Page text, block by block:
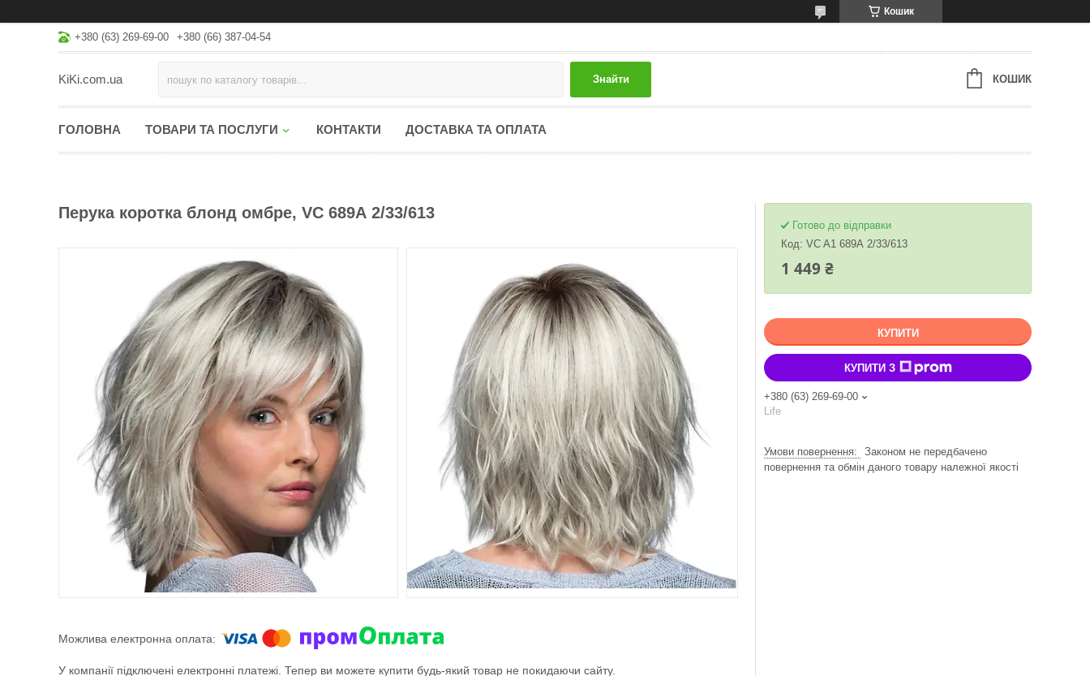
Кошик
+380 (63) 269-69-00 +380 (66) 387-04-54
KiKi.com.ua Знайти КОШИК
ГОЛОВНА ТОВАРИ ТА ПОСЛУГИ КОНТАКТИ ДОСТАВКА ТА ОПЛАТА
Перука коротка блонд омбре, VC 689А 2/33/613
У компанії підключені електронні платежі. Тепер ви можете купити будь-який товар не покидаючи сайту.
Готово до відправки
Код: VC A1 689А 2/33/613
1 449 ₴
КУПИТИ
КУПИТИ З
+380 (63) 269-69-00
Life
Законом не передбачено
повернення та обмін даного товару належної якості